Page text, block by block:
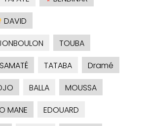
DAVID
TOUBA
SAMATÉ TATABA
Dramé
BALLA
MOUSSA
MANE
EDOUARD